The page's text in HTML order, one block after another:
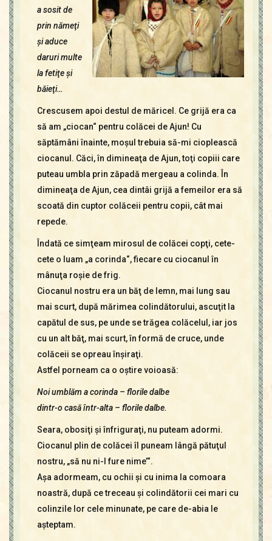
a sosit de
prin nămeţi
şi aduce
daruri multe
la fetiţe şi
băieţi…
Crescusem apoi destul de măricel. Ce grijă era ca
să am „ciocan“ pentru colăcei de Ajun! Cu
săptămâni înainte, moşul trebuia să-mi cioplească
ciocanul. Căci, în dimineaţa de Ajun, toţi copiii care
puteau umbla prin zăpadă mergeau a colinda. În
dimineaţa de Ajun, cea dintâi grijă a femeilor era să
scoată din cuptor colăceii pentru copii, cât mai
repede.
Îndată ce simţeam mirosul de colăcei copţi, cete-
cete o luam „a corinda“, fiecare cu ciocanul în
mânuţa roşie de frig.
Ciocanul nostru era un băţ de lemn, mai lung sau
mai scurt, după mărimea colindătorului, ascuţit la
capătul de sus, pe unde se trăgea colăcelul, iar jos
cu un alt băţ, mai scurt, în formă de cruce, unde
colăceii se opreau înşiraţi.
Astfel porneam ca o oştire voioasă:
Noi umblăm a corinda – florile dalbe
dintr-o casă într-alta – florile dalbe.
Seara, obosiţi şi înfriguraţi, nu puteam adormi.
Ciocanul plin de colăcei îl puneam lângă pătuţul
nostru, „să nu ni-l fure nime’“.
Aşa adormeam, cu ochii şi cu inima la comoara
noastră, după ce treceau şi colindătorii cei mari cu
colinzile lor cele minunate, pe care de-abia le
aşteptam.